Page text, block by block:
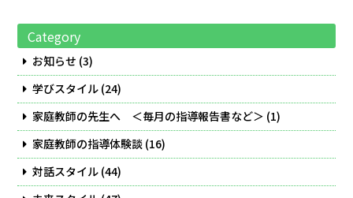
Category
お知らせ (3)
学びスタイル (24)
家庭教師の先生へ ＜毎月の指導報告書など＞ (1)
家庭教師の指導体験談 (16)
対話スタイル (44)